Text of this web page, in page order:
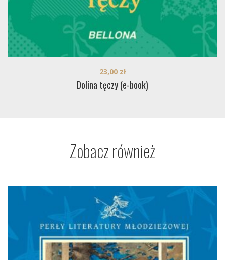
Dolina tęczy (e-book)
23,00 zł
Zobacz również